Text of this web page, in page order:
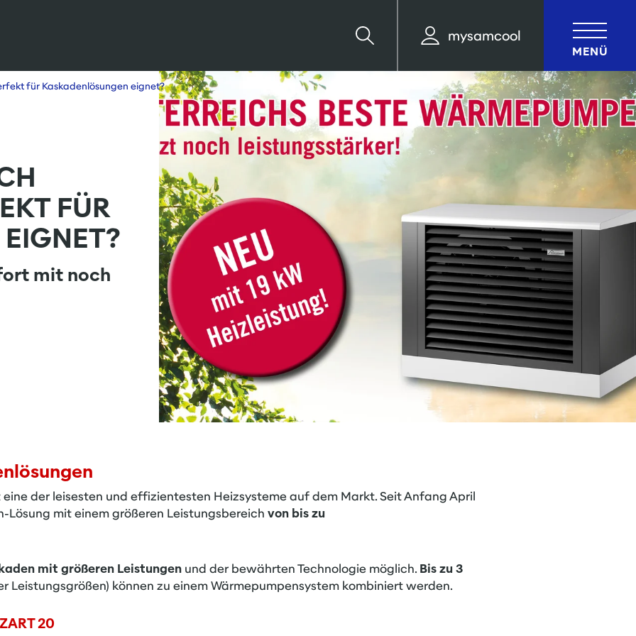
Suche
mysamcool
MENÜ
für Kaskadenlösungen eignet?
FÜR
mit noch
eine der leisesten und effizientesten Heizsysteme auf dem Markt. Seit Anfang April
Lösung mit einem größeren Leistungsbereich von bis zu
mit größeren Leistungen und der bewährten Technologie möglich. Bis zu 3
Leistungsgrößen) können zu einem Wärmepumpensystem kombiniert werden.
20